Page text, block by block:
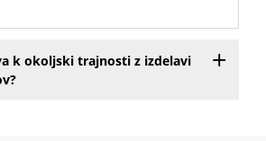
k okoljski trajnosti z izdelavi